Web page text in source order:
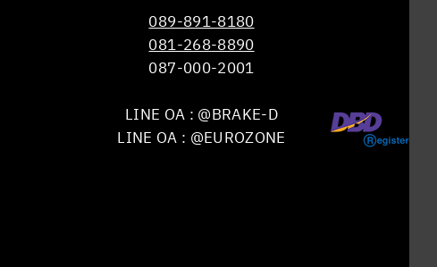
089-891-8180
081-268-8890
087-000-2001
LINE OA : @BRAKE-D
LINE OA : @EUROZONE